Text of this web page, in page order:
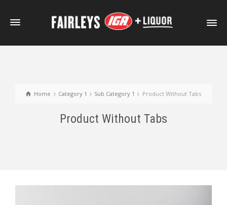
Home Category 1 Sub Category 1 Product Without Tabs
Product Without Tabs